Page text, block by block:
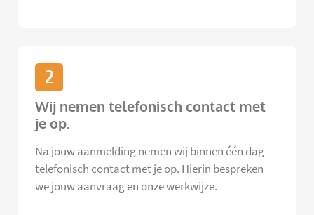
2
Wij nemen telefonisch contact met
je op.
Na jouw aanmelding nemen wij binnen één dag
telefonisch contact met je op. Hierin bespreken
we jouw aanvraag en onze werkwijze.